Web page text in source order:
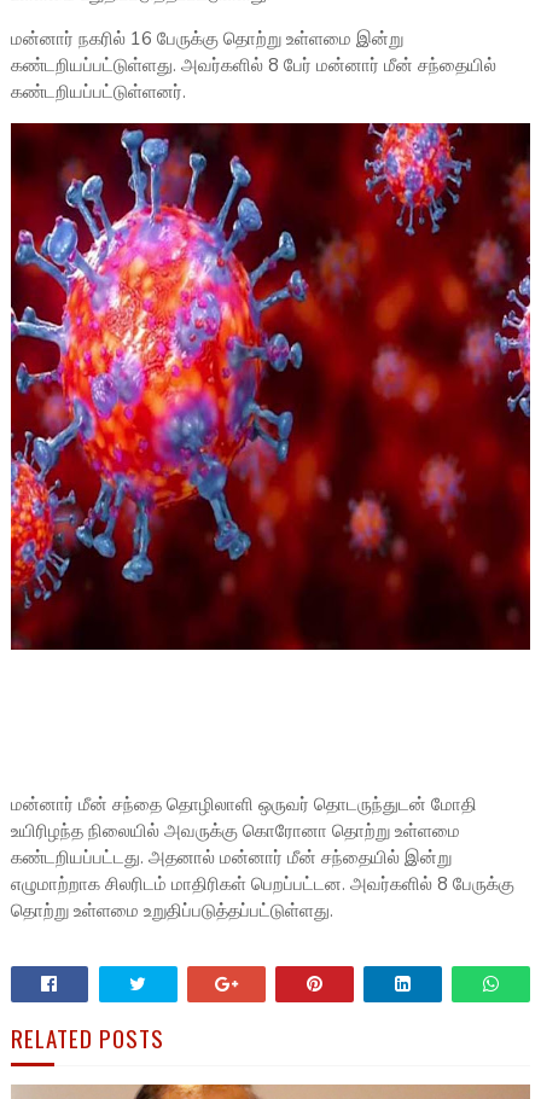
மன்னார் நகரில் 16 பேருக்கு தொற்று உள்ளமை இன்று
கண்டறியப்பட்டுள்ளது. அவர்களில் 8 பேர் மன்னார் மீன் சந்தையில்
கண்டறியப்பட்டுள்ளனர்.
மன்னார் மீன் சந்தை தொழிலாளி ஒருவர் தொடருந்துடன் மோதி
உயிரிழந்த நிலையில் அவருக்கு கொரோனா தொற்று உள்ளமை
கண்டறியப்பட்டது. அதனால் மன்னார் மீன் சந்தையில் இன்று
எழுமாற்றாக சிலரிடம் மாதிரிகள் பெறப்பட்டன. அவர்களில் 8 பேருக்கு
தொற்று உள்ளமை உறுதிப்படுத்தப்பட்டுள்ளது.
RELATED POSTS